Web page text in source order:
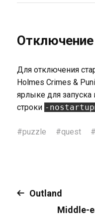
Отключение
Для отключения
Holmes Crimes &
ярлыке для
строки -
#puzzle #quest #
Outland
Middle-